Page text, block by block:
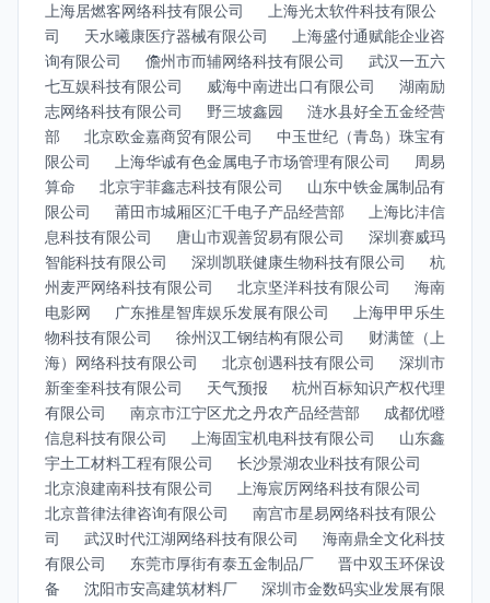
上海居燃客网络科技有限公司
上海光太软件科技有限公
司
天水曦康医疗器械有限公司
上海盛付通赋能企业咨
询有限公司
儋州市而辅网络科技有限公司
武汉一五六
七互娱科技有限公司
威海中南进出口有限公司
湖南励
志网络科技有限公司
野三坡鑫园
涟水县好全五金经营
部
北京欧金嘉商贸有限公司
中玉世纪（青岛）珠宝有
限公司
上海华诚有色金属电子市场管理有限公司
周易
算命
北京宇菲鑫志科技有限公司
山东中铁金属制品有
限公司
莆田市城厢区汇千电子产品经营部
上海比沣信
息科技有限公司
唐山市观善贸易有限公司
深圳赛威玛
智能科技有限公司
深圳凯联健康生物科技有限公司
杭
州麦严网络科技有限公司
北京坚洋科技有限公司
海南
电影网
广东推星智库娱乐发展有限公司
上海甲甲乐生
物科技有限公司
徐州汉工钢结构有限公司
财满筐（上
海）网络科技有限公司
北京创遇科技有限公司
深圳市
新奎奎科技有限公司
天气预报
杭州百标知识产权代理
有限公司
南京市江宁区尤之丹农产品经营部
成都优噔
信息科技有限公司
上海固宝机电科技有限公司
山东鑫
宇土工材料工程有限公司
长沙景湖农业科技有限公司
北京浪建南科技有限公司
上海宸厉网络科技有限公司
北京普律法律咨询有限公司
南宫市星易网络科技有限公
司
武汉时代江湖网络科技有限公司
海南鼎全文化科技
有限公司
东莞市厚街有泰五金制品厂
晋中双玉环保设
备
沈阳市安高建筑材料厂
深圳市金数码实业发展有限